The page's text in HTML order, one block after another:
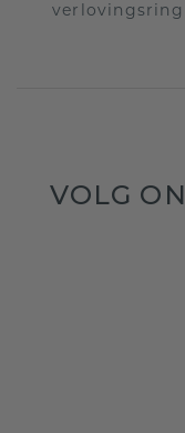
verlovingsring
VOLG